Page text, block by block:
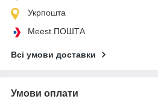
Укрпошта
Meest ПОШТА
Всі умови доставки
Умови оплати